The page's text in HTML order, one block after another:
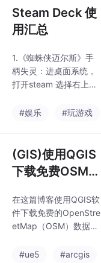
epseek。2.关闭deeps
eek。
Steam Deck 使
用汇总
1.《蜘蛛侠迈尔斯》手
柄失灵：进桌面系统，
打开steam 选择右上角
侠的属性设置，在。
#娱乐 #玩游戏
(GIS)使用QGIS
下载免费OSM数
在这篇博客使用QGIS软
件下载免费的OpenStre
etMap（OSM）数据。
ckOSM的QGIS插件进
#ue5 #arcgis